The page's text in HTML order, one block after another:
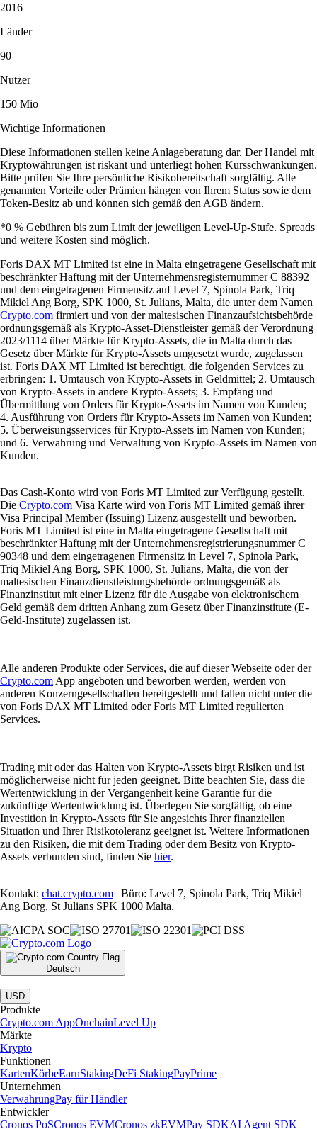
2016
Länder
90
Nutzer
150 Mio
Wichtige Informationen
Diese Informationen stellen keine Anlageberatung dar. Der Handel mit
Kryptowährungen ist riskant und unterliegt hohen Kursschwankungen.
Bitte prüfen Sie Ihre persönliche Risikobereitschaft sorgfältig. Alle
genannten Vorteile oder Prämien hängen von Ihrem Status sowie dem
Token-Besitz ab und können sich gemäß den AGB ändern.
*0 % Gebühren bis zum Limit der jeweiligen Level-Up-Stufe. Spreads
und weitere Kosten sind möglich.
Foris DAX MT Limited ist eine in Malta eingetragene Gesellschaft mit
beschränkter Haftung mit der Unternehmensregisternummer C 88392
und dem eingetragenen Firmensitz auf Level 7, Spinola Park, Triq
Mikiel Ang Borg, SPK 1000, St. Julians, Malta, die unter dem Namen
Crypto.com firmiert und von der maltesischen Finanzaufsichtsbehörde
ordnungsgemäß als Krypto-Asset-Dienstleister gemäß der Verordnung
2023/1114 über Märkte für Krypto-Assets, die in Malta durch das
Gesetz über Märkte für Krypto-Assets umgesetzt wurde, zugelassen
ist. Foris DAX MT Limited ist berechtigt, die folgenden Services zu
erbringen: 1. Umtausch von Krypto-Assets in Geldmittel; 2. Umtausch
von Krypto-Assets in andere Krypto-Assets; 3. Empfang und
Übermittlung von Orders für Krypto-Assets im Namen von Kunden;
4. Ausführung von Orders für Krypto-Assets im Namen von Kunden;
5. Überweisungsservices für Krypto-Assets im Namen von Kunden;
und 6. Verwahrung und Verwaltung von Krypto-Assets im Namen von
Kunden.
Das Cash-Konto wird von Foris MT Limited zur Verfügung gestellt.
Die Crypto.com Visa Karte wird von Foris MT Limited gemäß ihrer
Visa Principal Member (Issuing) Lizenz ausgestellt und beworben.
Foris MT Limited ist eine in Malta eingetragene Gesellschaft mit
beschränkter Haftung mit der Unternehmensregistrierungsnummer C
90348 und dem eingetragenen Firmensitz in Level 7, Spinola Park,
Triq Mikiel Ang Borg, SPK 1000, St. Julians, Malta, die von der
maltesischen Finanzdienstleistungsbehörde ordnungsgemäß als
Finanzinstitut mit einer Lizenz für die Ausgabe von elektronischem
Geld gemäß dem dritten Anhang zum Gesetz über Finanzinstitute (E-
Geld-Institute) zugelassen ist.
Alle anderen Produkte oder Services, die auf dieser Webseite oder der
Crypto.com App angeboten und beworben werden, werden von
anderen Konzerngesellschaften bereitgestellt und fallen nicht unter die
von Foris DAX MT Limited oder Foris MT Limited regulierten
Services.
Trading mit oder das Halten von Krypto-Assets birgt Risiken und ist
möglicherweise nicht für jeden geeignet. Bitte beachten Sie, dass die
Wertentwicklung in der Vergangenheit keine Garantie für die
zukünftige Wertentwicklung ist. Überlegen Sie sorgfältig, ob eine
Investition in Krypto-Assets für Sie angesichts Ihrer finanziellen
Situation und Ihrer Risikotoleranz geeignet ist. Weitere Informationen
zu den Risiken, die mit dem Trading oder dem Besitz von Krypto-
Assets verbunden sind, finden Sie hier.
Kontakt: chat.crypto.com | Büro: Level 7, Spinola Park, Triq Mikiel
Ang Borg, St Julians SPK 1000 Malta.
Deutsch
|
USD
Produkte
Crypto.com AppOnchainLevel Up
Märkte
Krypto
Funktionen
KartenKörbeEarnStakingDeFi StakingPayPrime
Unternehmen
VerwahrungPay für Händler
Entwickler
Cronos PoSCronos EVMCronos zkEVMPay SDKAI Agent SDK